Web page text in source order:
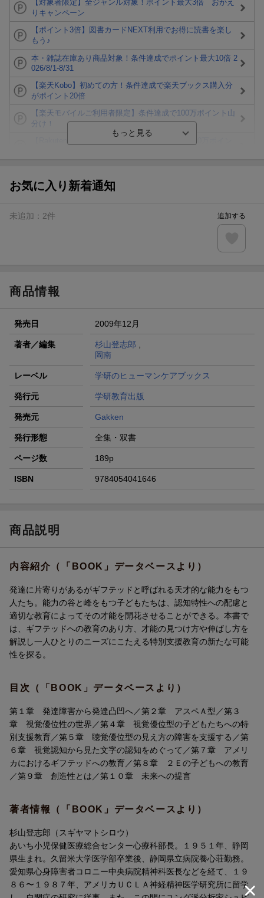
【対象者限定】全ジャンル対象！ポイント最大3倍 おかえ
りキャンペーン
【ポイント3倍】図書カードNEXT利用でお得に読書を楽し
もう♪
本・雑誌在庫あり商品対象！条件達成でポイント最大10倍 2
026/8/1-8/31
【楽天Kobo】初めての方！条件達成で楽天ブックス購入分
がポイント20倍
【楽天モバイルご利用者限定】条件達成で100万ポイント山
分け！
が当たる！
条件達成で楽天限定・宝塚歌劇 宙組貸切公演ペアチケット
エントリー＆条件達成で『鬼滅の刃』オリジナルきんちゃく
お気に入り新着通知
未追加： 2件 追加する
商品情報
発売日 2009年12月
著者／編集 杉山登志郎
岡南
レーベル 学研のヒューマンケアブックス
発行元 学研教育出版
発売元 Gakken
発行形態 全集・双書
ページ数 189p
ISBN 9784054041646
商品説明
内容紹介（「BOOK」データベースより）
発達に片寄りがあるがギフテッドと呼ばれる天才的な能力をもつ
人たち。能力の谷と峰をもつ子どもたちは、認知特性への配慮と
適切な教育によってその才能を開花させることができる。本書で
は、ギフテッドへの教育のあり方、才能の見つけ方や伸ばし方を
解説し一人ひとりのニーズにこたえる特別支援教育の新たな可能
性を探る。
目次（「BOOK」データベースより）
第１章 発達障害から発達凸凹へ／第２章 アスペＡ型／第３
章 視覚優位性の世界／第４章 視覚優位型の子どもたちへの特
別支援教育／第５章 聴覚優位型の見え方の障害を支援する／第
６章 視覚認知から見た文字の認知をめぐって／第７章 アメリ
カにおけるギフテッドへの教育／第８章 ２Ｅの子どもへの教育
／第９章 創造性とは／第１０章 未来への提言
著者情報（「BOOK」データベースより）
杉山登志郎（スギヤマトシロウ）
あいち小児保健医療総合センター心療科部長。１９５１年、静岡
県生まれ。久留米大学医学部卒業後、静岡県立病院養心荘勤務。
愛知県心身障害者コロニー中央病院精神科医長などを経て、１９
８６〜１９８７年、アメリカＵＣＬＡ神経精神医学研究所に留学